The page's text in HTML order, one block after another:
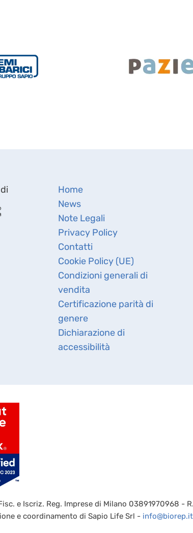
Home
News
Note Legali
Privacy Policy
Contatti
Cookie Policy (UE)
Condizioni generali di
vendita
Certificazione parità di
genere
Dichiarazione di
accessibilità
e Iscriz. Reg. Imprese di Milano 03891970968 -
e coordinamento di Sapio Life Srl - info@biorep.it